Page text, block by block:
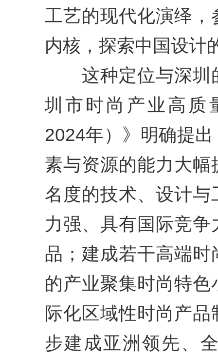
工艺的现代化演绎
内核，探索中国设计
这种定位与深圳
圳市时尚产业高质
2024年）》明确提
素与资源的能力大
名度的技术、设计
力强、具有国际竞
品；建成若干高端
的产业聚集时尚特
际化区域性时尚产
步建成亚洲领先、